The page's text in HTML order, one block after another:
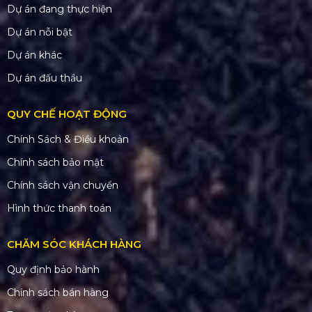
Dự án đang thực hiện
Dự án nỗi bật
Dự án khác
Dự án đấu thầu
QUY CHẾ HOẠT ĐỘNG
Chính Sách & Điều khoản
Chính sách bảo mật
Chính sách vận chuyển
Hình thức thanh toán
CHĂM SÓC KHÁCH HÀNG
Quy định bảo hành
Chính sách bán hàng